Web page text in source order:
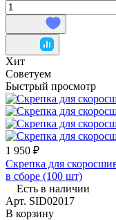
Хит
Советуем
Быстрый просмотр
1 950 ₽
Скрепка для
в сборе (100 шт)
Есть в наличии
Арт. SID02017
В корзину